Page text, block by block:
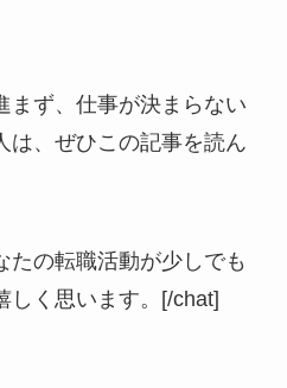
まず、仕事が決まらない
は、ぜひこの記事を読ん
たの転職活動が少しでも
しく思います。[/chat]